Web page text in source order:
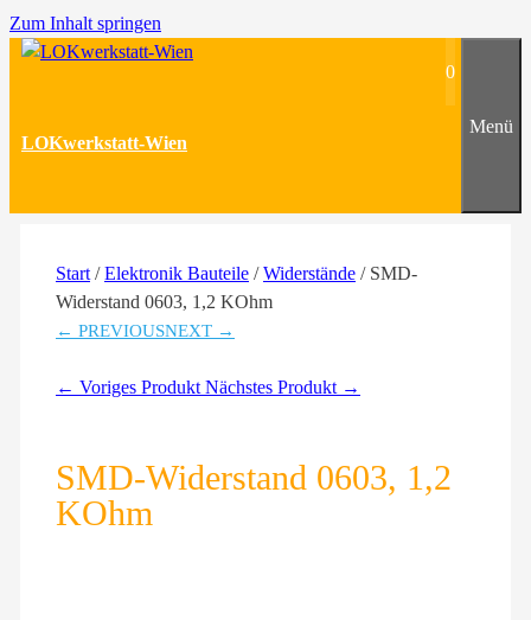
Zum Inhalt springen
LOKwerkstatt-Wien
0
Menü
Start /Elektronik Bauteile /Widerstände / SMD-
Widerstand 0603, 1,2 KOhm
← PREVIOUSNEXT →
← Voriges Produkt Nächstes Produkt →
SMD-Widerstand 0603, 1,2
KOhm